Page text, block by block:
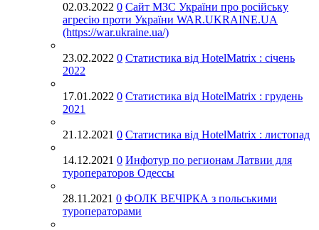
02.03.2022 0 Cайт МЗС України про російську
агресію проти України WAR.UKRAINE.UA
(https://war.ukraine.ua/)
23.02.2022 0 Статистика від HotelMatrix : січень
2022
17.01.2022 0 Статистика від HotelMatrix : грудень
2021
21.12.2021 0 Статистика від HotelMatrix : листопад
14.12.2021 0 Инфотур по регионам Латвии для
туроператоров Одессы
28.11.2021 0 ФОЛК ВЕЧІРКА з польськими
туроператорами